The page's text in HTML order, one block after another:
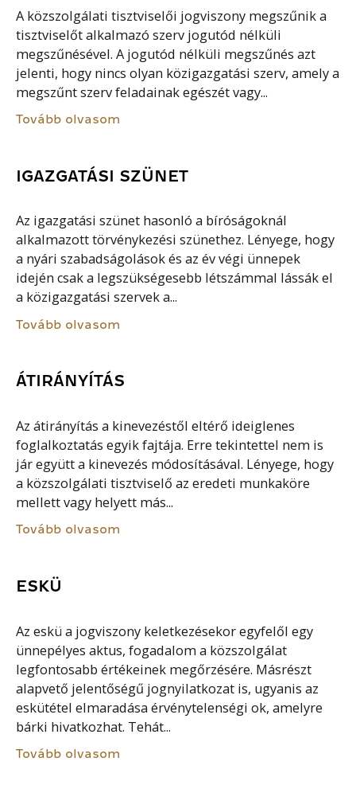
A közszolgálati tisztviselői jogviszony megszűnik a
tisztviselőt alkalmazó szerv jogutód nélküli
megszűnésével. A jogutód nélküli megszűnés azt
jelenti, hogy nincs olyan közigazgatási szerv, amely a
megszűnt szerv feladainak egészét vagy...
Tovább olvasom
IGAZGATÁSI SZÜNET
Az igazgatási szünet hasonló a bíróságoknál
alkalmazott törvénykezési szünethez. Lényege, hogy
a nyári szabadságolások és az év végi ünnepek
idején csak a legszükségesebb létszámmal lássák el
a közigazgatási szervek a...
Tovább olvasom
ÁTIRÁNYÍTÁS
Az átirányítás a kinevezéstől eltérő ideiglenes
foglalkoztatás egyik fajtája. Erre tekintettel nem is
jár együtt a kinevezés módosításával. Lényege, hogy
a közszolgálati tisztviselő az eredeti munkaköre
mellett vagy helyett más...
Tovább olvasom
ESKÜ
Az eskü a jogviszony keletkezésekor egyfelől egy
ünnepélyes aktus, fogadalom a közszolgálat
legfontosabb értékeinek megőrzésére. Másrészt
alapvető jelentőségű jognyilatkozat is, ugyanis az
eskütétel elmaradása érvénytelenségi ok, amelyre
bárki hivatkozhat. Tehát...
Tovább olvasom